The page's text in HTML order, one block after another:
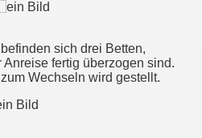
befinden sich drei Betten,
fertig überzogen sind.
Wechseln wird gestellt.